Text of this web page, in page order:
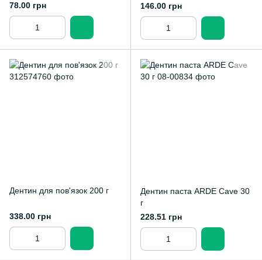
78.00 грн 146.00 грн
Дентин для пов'язок 200 г
338.00 грн
Дентин паста ARDE Cave 30
г
228.51 грн